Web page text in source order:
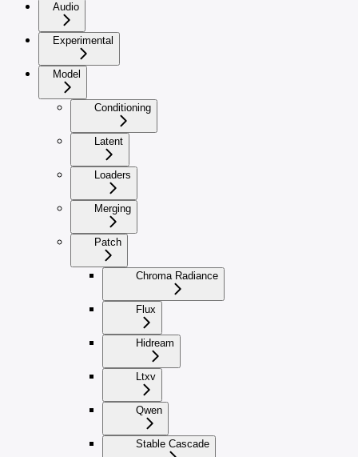
Audio
Experimental
Model
Conditioning
Latent
Loaders
Merging
Patch
Chroma Radiance
Flux
Hidream
Ltxv
Qwen
Stable Cascade